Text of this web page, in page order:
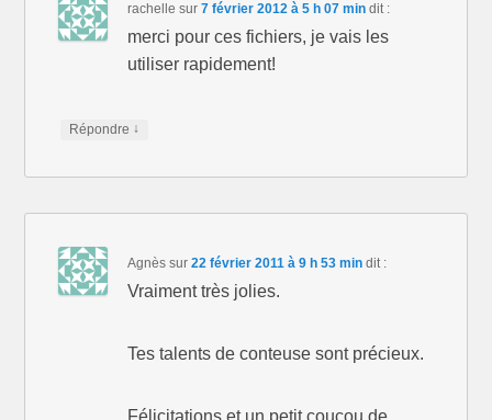
rachelle sur7 février 2012 à 5 h 07 min dit :
merci pour ces fichiers, je vais les
utiliser rapidement!
Répondre ↓
Agnès sur22 février 2011 à 9 h 53 min dit :
Vraiment très jolies.
Tes talents de conteuse sont précieux.